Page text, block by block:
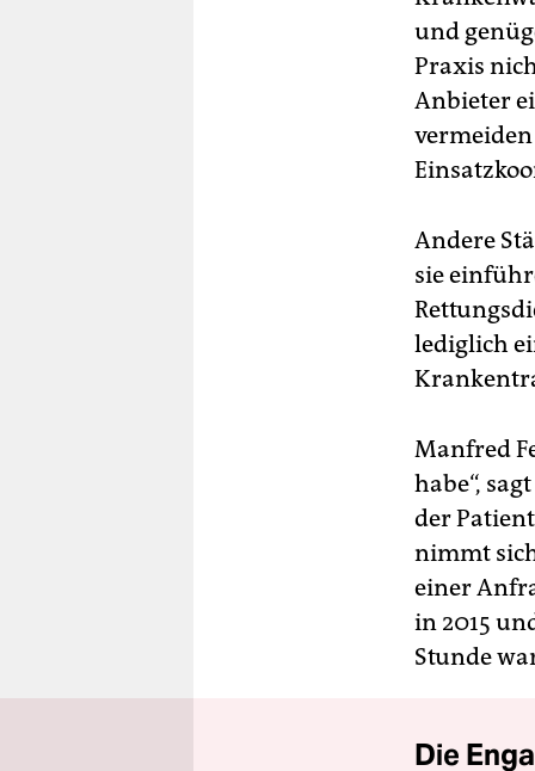
und
Praxis
Anbieter
Andere
sie
lediglich
Manfred
habe“,
der
nimmt
einer
in 2015
Stunde
Die